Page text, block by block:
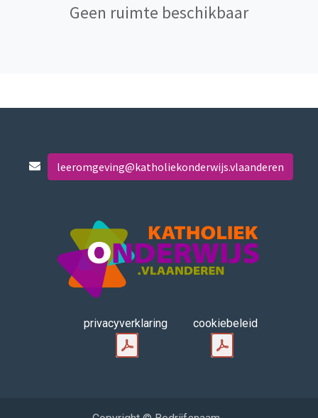
Geen ruimte beschikbaar
leeromgeving@katholiekonderwijs.vlaanderen
privacyverklaring cookiebeleid